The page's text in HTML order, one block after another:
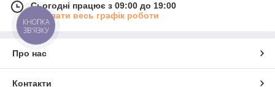
Сьогодні працює з 09:00 до 19:00
Показати весь графік роботи
Про нас
Контакти
КНОПКА
ЗВ'ЯЗКУ